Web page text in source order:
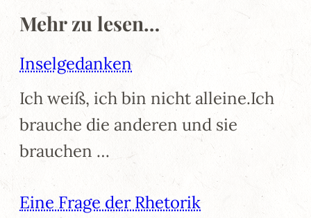
Mehr zu lesen…
Inselgedanken
Ich weiß, ich bin nicht alleine.Ich
brauche die anderen und sie
brauchen …
Eine Frage der Rhetorik